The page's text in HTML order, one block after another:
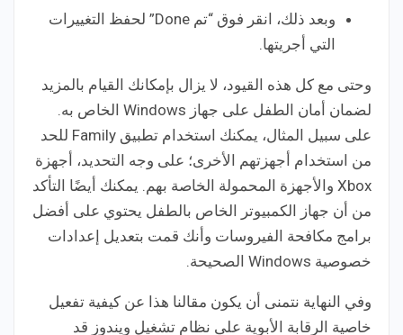
وبعد ذلك، انقر فوق “تم Done” لحفظ التغييرات
التي أجريتها.
وحتى مع كل هذه القيود، لا يزال بإمكانك القيام بالمزيد
لضمان أمان الطفل على جهاز Windows الخاص به.
على سبيل المثال، يمكنك استخدام تطبيق Family للحد
من استخدام أجهزتهم الأخرى؛ على وجه التحديد، أجهزة
Xbox والأجهزة المحمولة الخاصة بهم. يمكنك أيضًا التأكد
من أن جهاز الكمبيوتر الخاص بالطفل يحتوي على أفضل
برامج مكافحة الفيروسات وأنك قمت بتعديل إعدادات
خصوصية Windows الصحيحة.
وفي النهاية نتمنى أن يكون مقالنا هذا عن كيفية تفعيل
خاصية الرقابة الأبوية على نظام تشغيل ويندوز قد